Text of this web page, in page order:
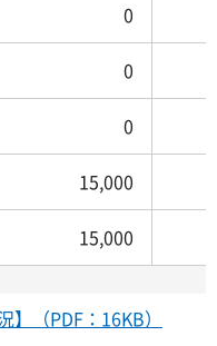
0
0
0
15,000
15,000
】（PDF：16KB）